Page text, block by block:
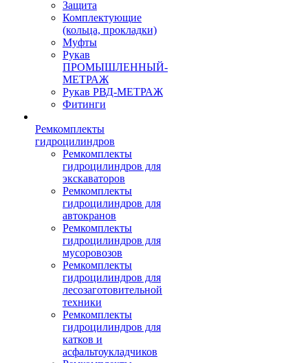
Защита
Комплектующие
(кольца, прокладки)
Муфты
Рукав
ПРОМЫШЛЕННЫЙ-
МЕТРАЖ
Рукав РВД-МЕТРАЖ
Фитинги
Ремкомплекты
гидроцилиндров
Ремкомплекты
гидроцилиндров для
экскаваторов
Ремкомплекты
гидроцилиндров для
автокранов
Ремкомплекты
гидроцилиндров для
мусоровозов
Ремкомплекты
гидроцилиндров для
лесозаготовительной
техники
Ремкомплекты
гидроцилиндров для
катков и
асфальтоукладчиков